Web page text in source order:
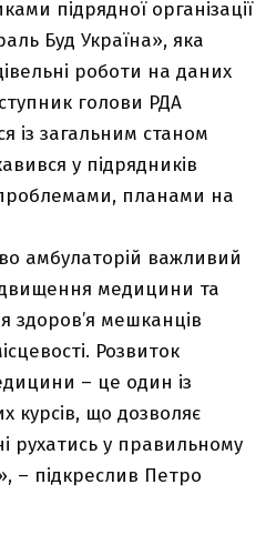
підрядної організації
Буд Україна», яка
роботи на даних
голови РДА
із загальним станом
у підрядників
планами на
амбулаторій важливий
медицини та
здоров’я мешканців
Розвиток
– це один із
курсів, що дозволяє
рухатись у правильному
– підкреслив Петро